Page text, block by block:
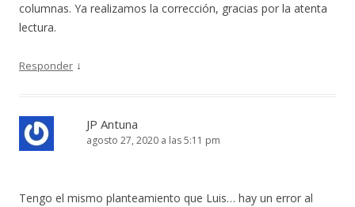
columnas. Ya realizamos la corrección, gracias por la atenta
lectura.
Responder ↓
JP Antuna
agosto 27, 2020 a las 5:11 pm
Tengo el mismo planteamiento que Luis… hay un error al